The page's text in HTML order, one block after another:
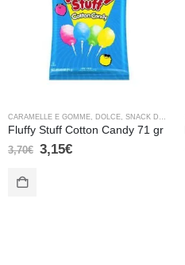
CARAMELLE E GOMME, DOLCE, SNACK DOLCI
Fluffy Stuff Cotton Candy 71 gr
3,70€ 3,15€